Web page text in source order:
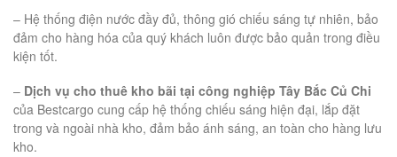
– Hệ thống điện nước đầy đủ, thông gió chiếu sáng tự nhiên, bảo
đảm cho hàng hóa của quý khách luôn được bảo quản trong điều
kiện tốt.
– Dịch vụ cho thuê kho bãi tại công nghiệp Tây Bắc Củ Chi
của Bestcargo cung cấp hệ thống chiếu sáng hiện đại, lắp đặt
trong và ngoài nhà kho, đảm bảo ánh sáng, an toàn cho hàng lưu
kho.